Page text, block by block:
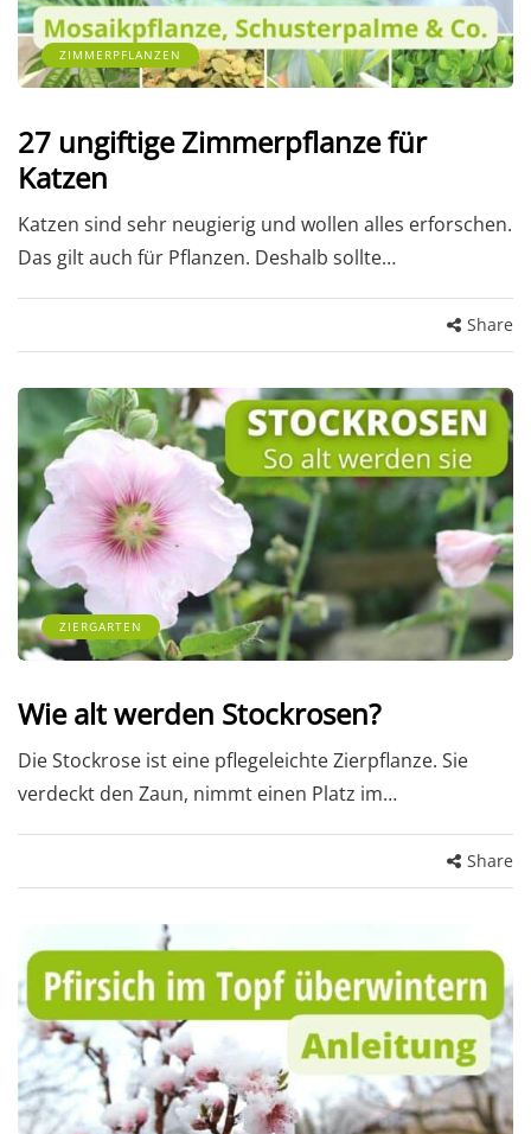
ZIMMERPFLANZEN
27 ungiftige Zimmerpflanze für
Katzen
Katzen sind sehr neugierig und wollen alles erforschen.
Das gilt auch für Pflanzen. Deshalb sollte…
Share
ZIERGARTEN
Wie alt werden Stockrosen?
Die Stockrose ist eine pflegeleichte Zierpflanze. Sie
verdeckt den Zaun, nimmt einen Platz im…
Share